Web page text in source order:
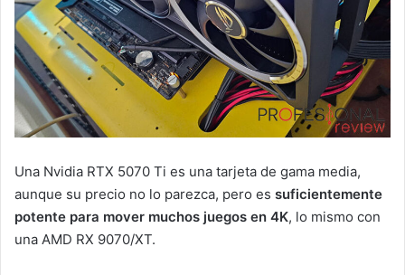
Una Nvidia RTX 5070 Ti es una tarjeta de gama media,
aunque su precio no lo parezca, pero es suficientemente
potente para mover muchos juegos en 4K, lo mismo con
una AMD RX 9070/XT.